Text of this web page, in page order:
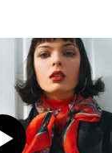
Play video